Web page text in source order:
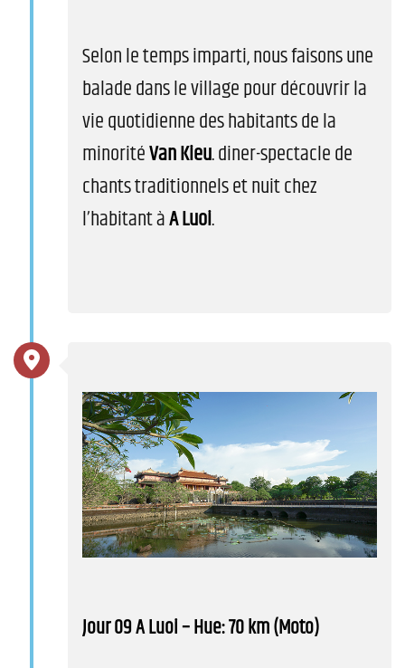
Selon le temps imparti, nous faisons une
balade dans le village pour découvrir la
vie quotidienne des habitants de la
minoritéVan Kieu. diner-spectacle de
chants traditionnels et nuit chez
l’habitant àA Luoi.
Jour 09 A Luoi – Hue: 70 km (Moto)